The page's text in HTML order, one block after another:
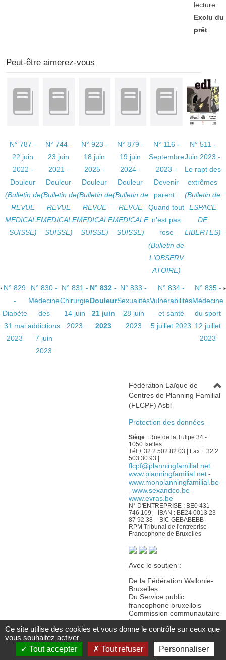
lecture
Exclu du
prêt
Peut-être aimerez-vous
N° 787 -
22 juin
2022 -
Douleur
(Bulletin de
REVUE
MEDICALE
SUISSE)
N° 744 -
23 juin
2021 -
Douleur
(Bulletin de
REVUE
MEDICALE
SUISSE)
N° 923 -
18 juin
2025 -
Douleur
(Bulletin de
REVUE
MEDICALE
SUISSE)
N° 879 -
19 juin
2024 -
Douleur
(Bulletin de
REVUE
MEDICALE
SUISSE)
N° 116 -
Septembre
2023 -
Devenir
parent :
Quand tout
n'est pas
rose
(Bulletin de
L'OBSERV
ATOIRE)
N° 511 -
Juin 2023 -
Le rapt des
extrêmes
(Bulletin de
ESPACE
DE
LIBERTES)
N° 829
-
Diabète
31 mai
2023
N° 830 -
Médecine
des
addictions
7 juin
2023
N° 831 -
Chirurgie
14 juin
2023
N° 832 -
Douleur
21 juin
2023
N° 833 -
Sexualités
28 juin
2023
N° 834 -
Vulnérabilités
et santé
5 juillet 2023
N° 835 -
Médecine
du sport
12 juillet
2023
Fédération Laïque de
Centres de Planning Familial
(FLCPF) Asbl
Protection des données
Siège: Rue de la Tulipe 34 -
1050 Ixelles
Tél + 32 2 502 82 03 | Fax + 32 2
503 30 93 |
flcpf@planningfamilial.net
www.planningfamilial.net-
www.monplanningfamilial.be
- www.sexandco.be-
www.evras.be
N° D'ENTREPRISE : BE0 431
746 109 – IBAN : BE24 0013 23
87 92 38 – BIC GEBABEBB
RPM Tribunal de l'entreprise
Francophone de Bruxelles
Avec le soutien :
De la Fédération Wallonie-
Bruxelles
Du Service public
francophone bruxellois
Commission communautaire
française
De la Wallonie
Ce site utilise des cookies et vous donne le contrôle sur ceux que
vous souhaitez activer
Tout accepter
Tout refuser Personnaliser